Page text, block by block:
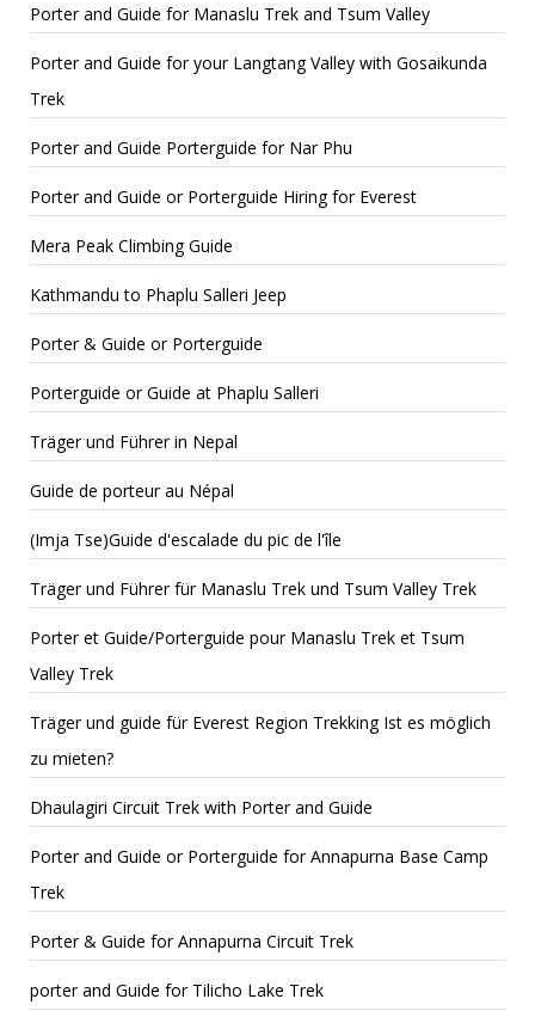
Porter and Guide for Manaslu Trek and Tsum Valley
Porter and Guide for your Langtang Valley with Gosaikunda
Trek
Porter and Guide Porterguide for Nar Phu
Porter and Guide or Porterguide Hiring for Everest
Mera Peak Climbing Guide
Kathmandu to Phaplu Salleri Jeep
Porter & Guide or Porterguide
Porterguide or Guide at Phaplu Salleri
Träger und Führer in Nepal
Guide de porteur au Népal
(Imja Tse)Guide d'escalade du pic de l'île
Träger und Führer für Manaslu Trek und Tsum Valley Trek
Porter et Guide/Porterguide pour Manaslu Trek et Tsum
Valley Trek
Träger und guide für Everest Region Trekking Ist es möglich
zu mieten?
Dhaulagiri Circuit Trek with Porter and Guide
Porter and Guide or Porterguide for Annapurna Base Camp
Trek
Porter & Guide for Annapurna Circuit Trek
porter and Guide for Tilicho Lake Trek